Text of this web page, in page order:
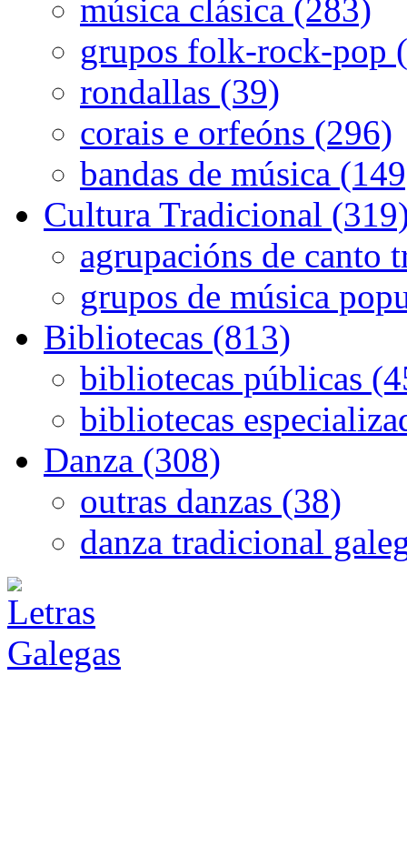
música clásica (283)
grupos folk-rock-pop
rondallas (39)
corais e orfeóns (296)
bandas de música
Cultura Tradicional
agrupacións de canto
grupos de música
Bibliotecas (813)
bibliotecas públicas
bibliotecas
Danza (308)
outras danzas (38)
danza tradicional